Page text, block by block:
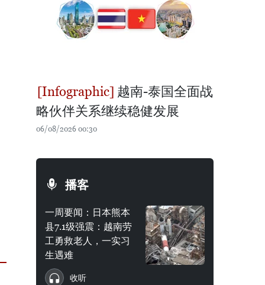
越南-泰国全面战
略伙伴关系继续稳健发展
06/08/2026 00:30
播客
一周要闻：日本熊本
县7.1级强震：越南劳
工勇救老人，一实习
生遇难
收听